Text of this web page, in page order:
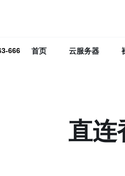
666 首页 云服务器
直连